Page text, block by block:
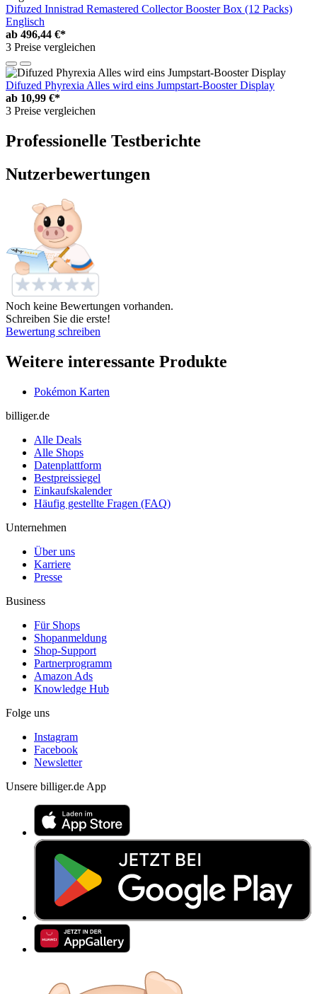
Difuzed Innistrad Remastered Collector Booster Box (12 Packs)
Englisch
ab 496,44 €*
3 Preise vergleichen
Difuzed Phyrexia Alles wird eins Jumpstart-Booster Display
ab 10,99 €*
3 Preise vergleichen
Professionelle Testberichte
Nutzerbewertungen
Noch keine Bewertungen vorhanden.
Schreiben Sie die erste!
Bewertung schreiben
Weitere interessante Produkte
Pokémon Karten
billiger.de
Alle Deals
Alle Shops
Datenplattform
Bestpreissiegel
Einkaufskalender
Häufig gestellte Fragen (FAQ)
Unternehmen
Über uns
Karriere
Presse
Business
Für Shops
Shopanmeldung
Shop-Support
Partnerprogramm
Amazon Ads
Knowledge Hub
Folge uns
Instagram
Facebook
Newsletter
Unsere billiger.de App